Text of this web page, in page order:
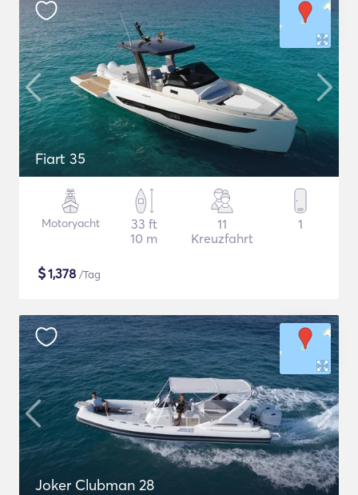
Fiart 35
Motoryacht
33 ft
10 m
11
Kreuzfahrt
1
$1,378 /Tag
Joker Clubman 28